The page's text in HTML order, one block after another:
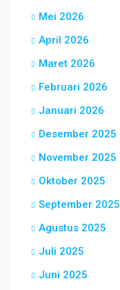
Mei 2026
April 2026
Maret 2026
Februari 2026
Januari 2026
Desember 2025
November 2025
Oktober 2025
September 2025
Agustus 2025
Juli 2025
Juni 2025